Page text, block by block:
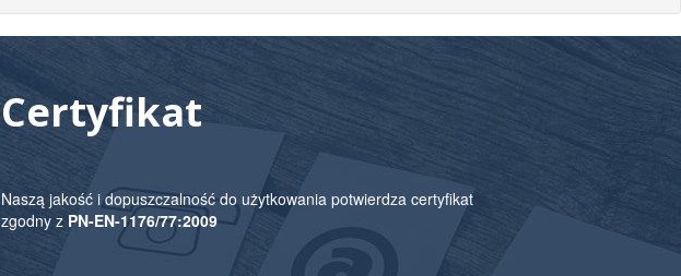
Certyfikat
Naszą jakość i dopuszczalność do użytkowania potwierdza certyfikat
zgodny z PN-EN-1176/77:2009